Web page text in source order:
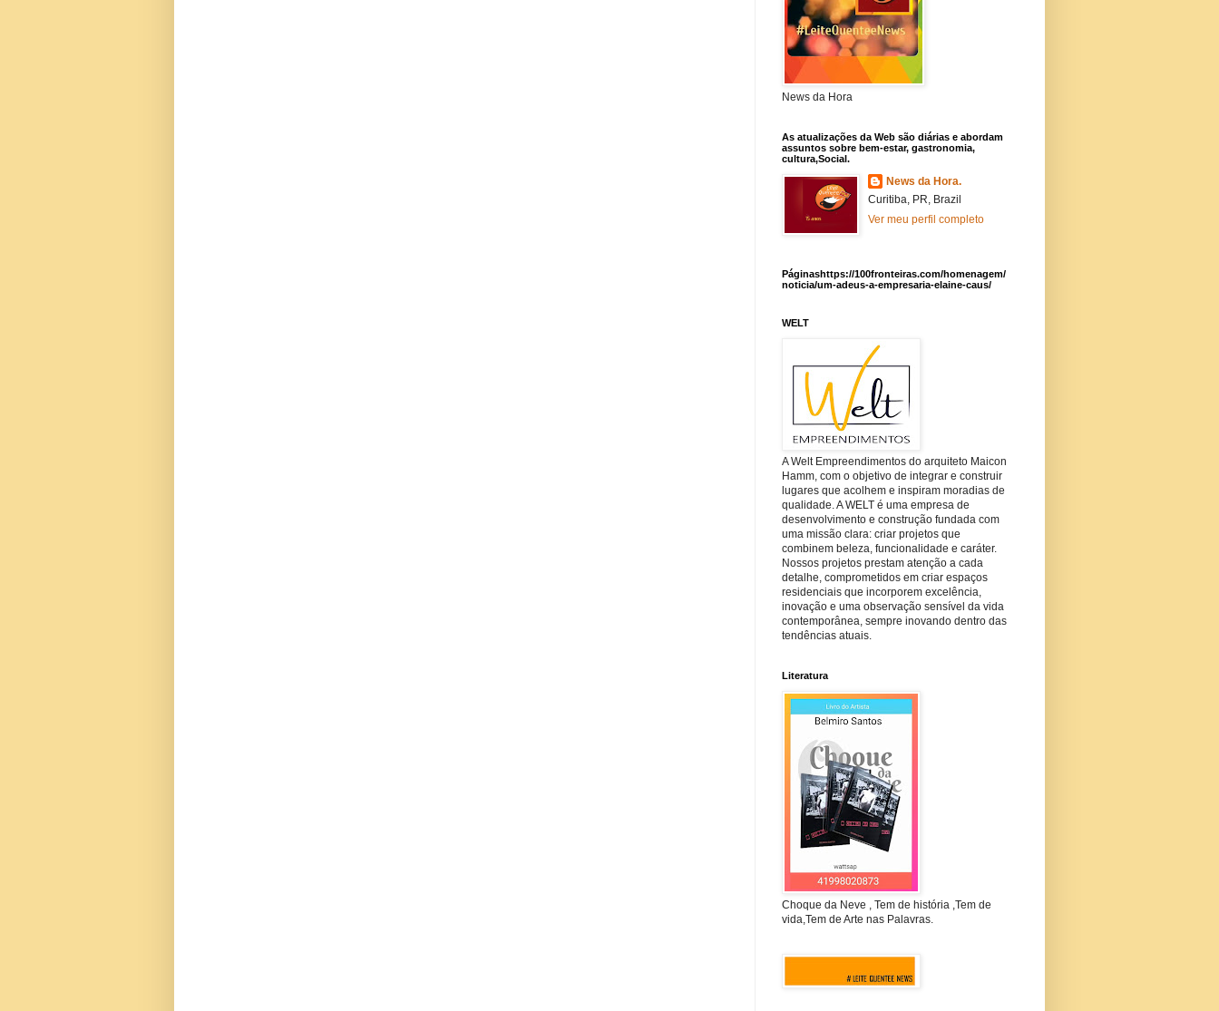
News da Hora
As atualizações da Web são diárias e abordam
assuntos sobre bem-estar, gastronomia,
cultura,Social.
News da Hora.
Curitiba, PR, Brazil
Ver meu perfil completo
Páginashttps://100fronteiras.com/homenagem/
noticia/um-adeus-a-empresaria-elaine-caus/
WELT
A Welt Empreendimentos do arquiteto Maicon
Hamm, com o objetivo de integrar e construir
lugares que acolhem e inspiram moradias de
qualidade. A WELT é uma empresa de
desenvolvimento e construção fundada com
uma missão clara: criar projetos que
combinem beleza, funcionalidade e caráter.
Nossos projetos prestam atenção a cada
detalhe, comprometidos em criar espaços
residenciais que incorporem excelência,
inovação e uma observação sensível da vida
contemporânea, sempre inovando dentro das
tendências atuais.
Literatura
Choque da Neve , Tem de história ,Tem de
vida,Tem de Arte nas Palavras.